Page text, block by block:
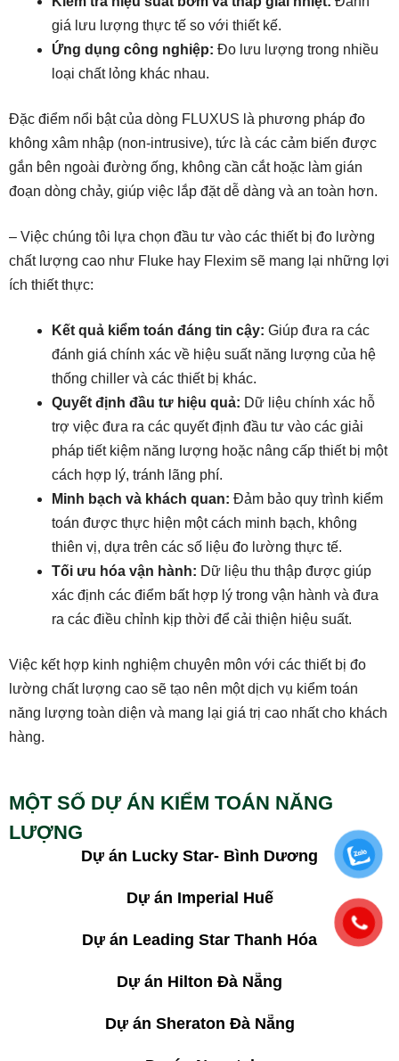
giá lưu lượng thực tế so với thiết kế.
Ứng dụng công nghiệp: Đo lưu lượng trong nhiều
loại chất lỏng khác nhau.
Đặc điểm nổi bật của dòng FLUXUS là phương pháp đo
không xâm nhập (non-intrusive), tức là các cảm biến được
gắn bên ngoài đường ống, không cần cắt hoặc làm gián
đoạn dòng chảy, giúp việc lắp đặt dễ dàng và an toàn hơn.
– Việc chúng tôi lựa chọn đầu tư vào các thiết bị đo lường
chất lượng cao như Fluke hay Flexim sẽ mang lại những lợi
ích thiết thực:
Kết quả kiểm toán đáng tin cậy: Giúp đưa ra các
đánh giá chính xác về hiệu suất năng lượng của hệ
thống chiller và các thiết bị khác.
Quyết định đầu tư hiệu quả: Dữ liệu chính xác hỗ
trợ việc đưa ra các quyết định đầu tư vào các giải
pháp tiết kiệm năng lượng hoặc nâng cấp thiết bị một
cách hợp lý, tránh lãng phí.
Minh bạch và khách quan: Đảm bảo quy trình kiểm
toán được thực hiện một cách minh bạch, không
thiên vị, dựa trên các số liệu đo lường thực tế.
Tối ưu hóa vận hành: Dữ liệu thu thập được giúp
xác định các điểm bất hợp lý trong vận hành và đưa
ra các điều chỉnh kịp thời để cải thiện hiệu suất.
Việc kết hợp kinh nghiệm chuyên môn với các thiết bị đo
lường chất lượng cao sẽ tạo nên một dịch vụ kiểm toán
năng lượng toàn diện và mang lại giá trị cao nhất cho khách
hàng.
MỘT SỐ DỰ ÁN KIỂM TOÁN NĂNG
LƯỢNG
Dự án Lucky Star- Bình Dương
Dự án Imperial Huế
Dự án Leading Star Thanh Hóa
Dự án Hilton Đà Nẵng
Dự án Sheraton Đà Nẵng